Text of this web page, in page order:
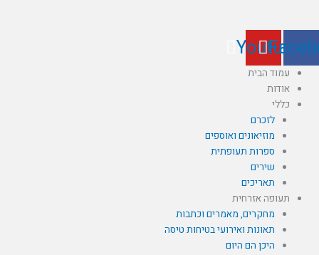
Youtube
עמוד הבית
אודות
כללי
לזכרם
מוזיאונים ואוספים
ספרות תעופתית
שירים
תאריכים
תעופה אזרחית
מחקרים, מאמרים וכתבות
תאונות ואירועי בטיחות טיסה
היכן הם היום